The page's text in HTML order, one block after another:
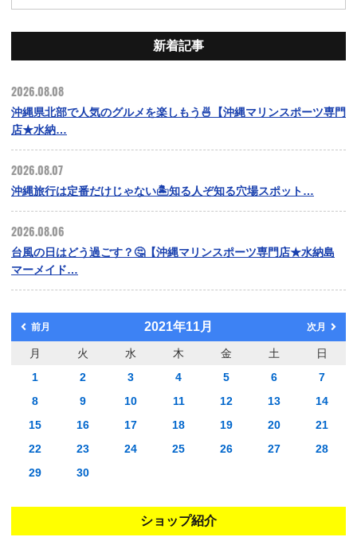
新着記事
2026.08.08
沖縄県北部で人気のグルメを楽しもう🍜【沖縄マリンスポーツ専門
店★水納…
2026.08.07
沖縄旅行は定番だけじゃない🏝️知る人ぞ知る穴場スポット…
2026.08.06
台風の日はどう過ごす？🤔【沖縄マリンスポーツ専門店★水納島
マーメイド…
前月 2021年11月 次月
月 火 水 木 金 土
日
1
2 3 4 5 6
7
8
9 10 11 12 13
14
15
16 17 18 19 20
21
22
23 24 25 26 27
28
29
30
ショップ紹介